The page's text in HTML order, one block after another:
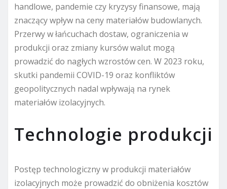
handlowe, pandemie czy kryzysy finansowe, mają
znaczący wpływ na ceny materiałów budowlanych.
Przerwy w łańcuchach dostaw, ograniczenia w
produkcji oraz zmiany kursów walut mogą
prowadzić do nagłych wzrostów cen. W 2023 roku,
skutki pandemii COVID-19 oraz konfliktów
geopolitycznych nadal wpływają na rynek
materiałów izolacyjnych.
Technologie produkcji
Postęp technologiczny w produkcji materiałów
izolacyjnych może prowadzić do obniżenia kosztów